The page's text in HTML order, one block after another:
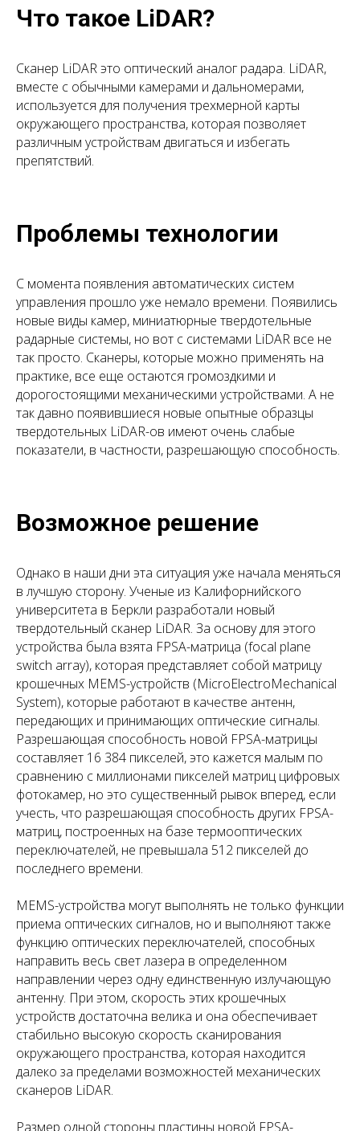
Что такое LiDAR?
Сканер LiDAR это оптический аналог радара. LiDAR,
вместе с обычными камерами и дальномерами,
используется для получения трехмерной карты
окружающего пространства, которая позволяет
различным устройствам двигаться и избегать
препятствий.
Проблемы технологии
С момента появления автоматических систем
управления прошло уже немало времени. Появились
новые виды камер, миниатюрные твердотельные
радарные системы, но вот с системами LiDAR все не
так просто. Сканеры, которые можно применять на
практике, все еще остаются громоздкими и
дорогостоящими механическими устройствами. А не
так давно появившиеся новые опытные образцы
твердотельных LiDAR-ов имеют очень слабые
показатели, в частности, разрешающую способность.
Возможное решение
Однако в наши дни эта ситуация уже начала меняться
в лучшую сторону. Ученые из Калифорнийского
университета в Беркли разработали новый
твердотельный сканер LiDAR. За основу для этого
устройства была взята FPSA-матрица (focal plane
switch array), которая представляет собой матрицу
крошечных MEMS-устройств (MicroElectroMechanical
System), которые работают в качестве антенн,
передающих и принимающих оптические сигналы.
Разрешающая способность новой FPSA-матрицы
составляет 16 384 пикселей, это кажется малым по
сравнению с миллионами пикселей матриц цифровых
фотокамер, но это существенный рывок вперед, если
учесть, что разрешающая способность других FPSA-
матриц, построенных на базе термооптических
переключателей, не превышала 512 пикселей до
последнего времени.
MEMS-устройства могут выполнять не только функции
приема оптических сигналов, но и выполняют также
функцию оптических переключателей, способных
направить весь свет лазера в определенном
направлении через одну единственную излучающую
антенну. При этом, скорость этих крошечных
устройств достаточна велика и она обеспечивает
стабильно высокую скорость сканирования
окружающего пространства, которая находится
далеко за пределами возможностей механических
сканеров LiDAR.
Размер одной стороны пластины новой FPSA-